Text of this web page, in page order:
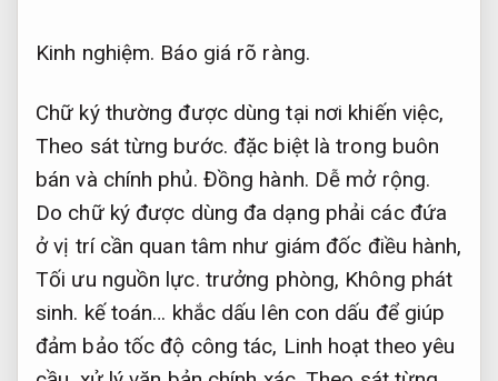
Kinh nghiệm. Báo giá rõ ràng.
Chữ ký thường được dùng tại nơi khiến việc,
Theo sát từng bước. đặc biệt là trong buôn
bán và chính phủ. Đồng hành. Dễ mở rộng.
Do chữ ký được dùng đa dạng phải các đứa
ở vị trí cần quan tâm như giám đốc điều hành,
Tối ưu nguồn lực. trưởng phòng, Không phát
sinh. kế toán… khắc dấu lên con dấu để giúp
đảm bảo tốc độ công tác, Linh hoạt theo yêu